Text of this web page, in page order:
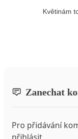
Květinám
Zanechat
Pro přidávání